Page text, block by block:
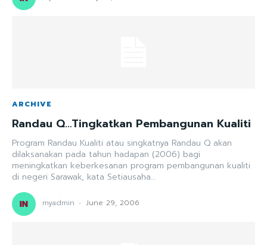
ARCHIVE
Randau Q…Tingkatkan Pembangunan Kualiti
Program Randau Kualiti atau singkatnya Randau Q akan
dilaksanakan pada tahun hadapan (2006) bagi
meningkatkan keberkesanan program pembangunan kualiti
di negeri Sarawak, kata Setiausaha...
myadmin - June 29, 2006